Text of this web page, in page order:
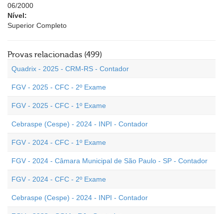
06/2000
Nível:
Superior Completo
Provas relacionadas (499)
Quadrix - 2025 - CRM-RS - Contador
FGV - 2025 - CFC - 2º Exame
FGV - 2025 - CFC - 1º Exame
Cebraspe (Cespe) - 2024 - INPI - Contador
FGV - 2024 - CFC - 1º Exame
FGV - 2024 - Câmara Municipal de São Paulo - SP - Contador
FGV - 2024 - CFC - 2º Exame
Cebraspe (Cespe) - 2024 - INPI - Contador